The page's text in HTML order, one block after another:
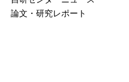
論文・研究レポート